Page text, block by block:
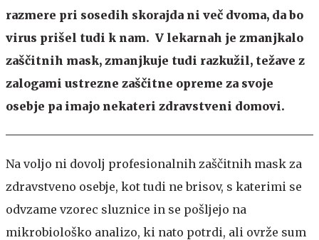
razmere pri sosedih skorajda ni več dvoma, da bo
virus prišel tudi k nam. V lekarnah je zmanjkalo
zaščitnih mask, zmanjkuje tudi razkužil, težave z
zalogami ustrezne zaščitne opreme za svoje
osebje pa imajo nekateri zdravstveni domovi.
Na voljo ni dovolj profesionalnih zaščitnih mask za
zdravstveno osebje, kot tudi ne brisov, s katerimi se
odvzame vzorec sluznice in se pošljejo na
mikrobiološko analizo, ki nato potrdi, ali ovrže sum